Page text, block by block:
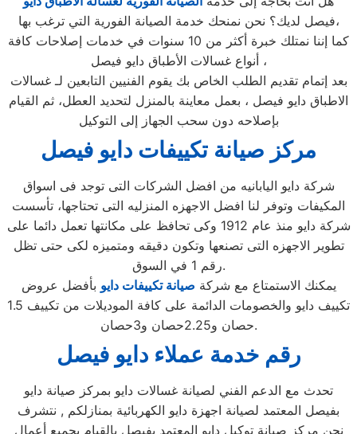
فيصل لديك؟ نحن نمنحك خدمة الصيانة الفورية التي ترغب بها،
كما إننا نمتلك خبرة أكثر من 10 سنوات في خدمات إصلاحات كافة
أنواع غسالات الأطباق دايو فيصل ،
بعد إتمام تقديم الطلب الخاص بك يقوم الفنيين التابعين لـ غسالات
الاطباق دايو فيصل ، بعمل معاينة بالمنزل لتحديد العطل، ثم القيام
بإصلاحه دون سحب الجهاز إلى التوكيل
مركز صيانة تكييفات دايو فيصل
شركة دايو اليابانيه من افضل الشركات التى توجد فى اسواق
المكيفات وتوفر لنا افضل الاجهزه المنزليه التى تحتاجها، تأسست
شركة دايو منذ عام 1912 وكى تحافظ على مكانتها تعمل دائما على
تطوير الاجهزه التى تصنعها وتكون دقيقه ومتميزه لكى حتى تظل
رقم 1 في السوق.
يمكنك الاستمتاع مع شركة صيانة تكييفات دايو بأفضل عروض
تكييف دايو والخصومات الدائمة على كافة الموديلات من تكييف 1.5
حصان و2.25حصان و3حصان.
رقم خدمة عملاء دايو فيصل
تحدث مع الدعم الفني لصيانة غسالات دايو بمركز صيانة دايو
بفيصل المعتمد لصيانة اجهزة دايو الكهربائية بمنازلكم , نتشرف
نحن مركز صيانة توكيل دايو المعتمد بفيصل بالقيام بجميع أعمال